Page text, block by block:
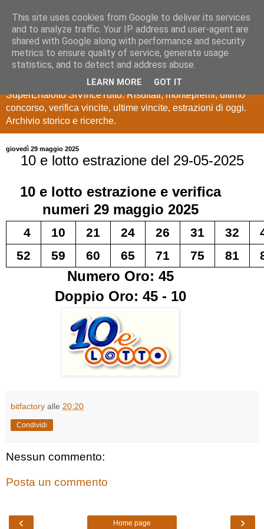
Estrazioni Lotto
SuperEnalotto
Ultime estrazioni di Lotto, SuperEnalotto, 10 e lotto,
SuperEnalotto SiVinceTutto. Risultati, montepremi, ultimo
concorso, verifica vincite, ultime vincite, estrazioni di oggi.
Archivio storico e ricerche.
giovedì 29 maggio 2025
10 e lotto estrazione del 29-05-2025
10 e lotto estrazione e verifica
numeri 29 maggio 2025
4 10 21 24 26 31 32
52
59 60 65 71 75 81
Numero Oro: 45
Doppio Oro: 45 - 10
bitfactory alle 20:20
Condividi
Nessun commento:
Posta un commento
‹ ›
Home page
This site uses cookies from Google to deliver its services
and to analyze traffic. Your IP address and user-agent are
shared with Google along with performance and security
metrics to ensure quality of service, generate usage
statistics, and to detect and address abuse.
LEARN MORE GOT IT